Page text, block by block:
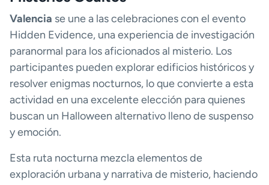
Valencia se une a las celebraciones con el evento
Hidden Evidence, una experiencia de investigación
paranormal para los aficionados al misterio. Los
participantes pueden explorar edificios históricos y
resolver enigmas nocturnos, lo que convierte a esta
actividad en una excelente elección para quienes
buscan un Halloween alternativo lleno de suspenso
y emoción.
Esta ruta nocturna mezcla elementos de
exploración urbana y narrativa de misterio, haciendo